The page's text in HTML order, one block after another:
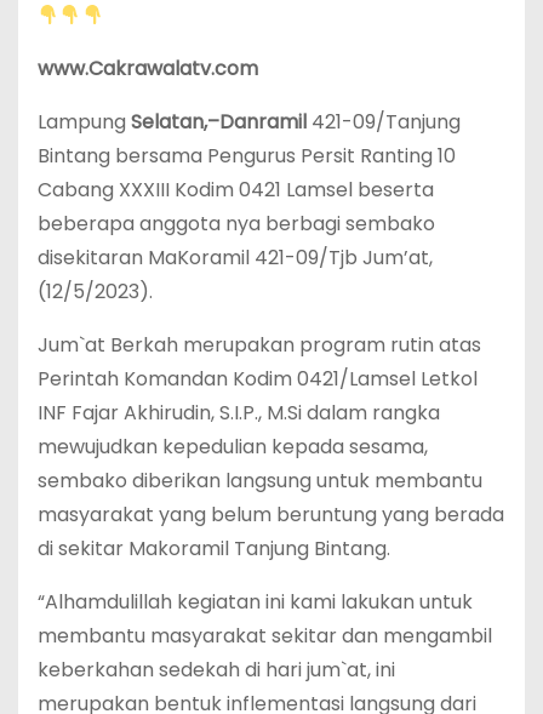
www.Cakrawalatv.com
Lampung Selatan,–Danramil 421-09/Tanjung
Bintang bersama Pengurus Persit Ranting 10
Cabang XXXIII Kodim 0421 Lamsel beserta
beberapa anggota nya berbagi sembako
disekitaran MaKoramil 421-09/Tjb Jum’at,
(12/5/2023).
Jum`at Berkah merupakan program rutin atas
Perintah Komandan Kodim 0421/Lamsel Letkol
INF Fajar Akhirudin, S.I.P., M.Si dalam rangka
mewujudkan kepedulian kepada sesama,
sembako diberikan langsung untuk membantu
masyarakat yang belum beruntung yang berada
di sekitar Makoramil Tanjung Bintang.
“Alhamdulillah kegiatan ini kami lakukan untuk
membantu masyarakat sekitar dan mengambil
keberkahan sedekah di hari jum`at, ini
merupakan bentuk inflementasi langsung dari